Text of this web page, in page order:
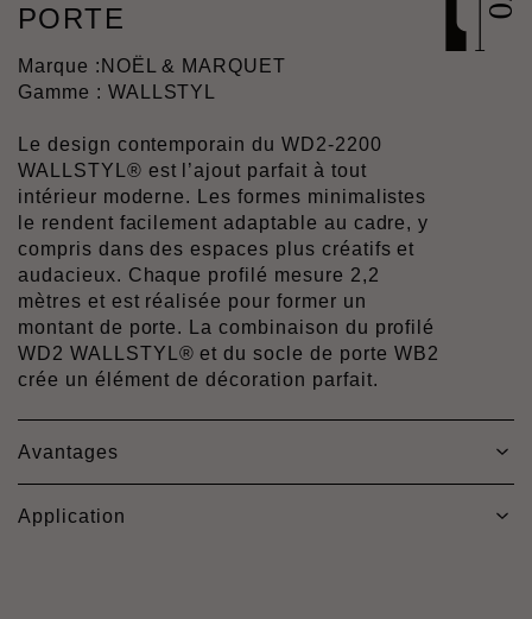
PORTE
Marque : NOËL & MARQUET
Gamme : WALLSTYL
Le design contemporain du WD2-2200
WALLSTYL® est l’ajout parfait à tout
intérieur moderne. Les formes minimalistes
le rendent facilement adaptable au cadre, y
compris dans des espaces plus créatifs et
audacieux. Chaque profilé mesure 2,2
mètres et est réalisée pour former un
montant de porte. La combinaison du profilé
WD2 WALLSTYL® et du socle de porte WB2
crée un élément de décoration parfait.
Avantages
Application